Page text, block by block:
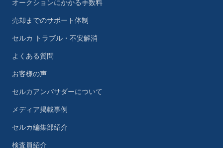
オークションにかかる手数料
売却までのサポート体制
セルカ トラブル・不安解消
よくある質問
お客様の声
セルカアンバサダーについて
メディア掲載事例
セルカ編集部紹介
検査員紹介